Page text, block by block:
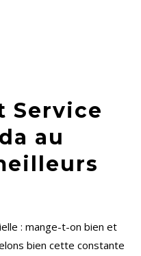
Service
au
: mange-t-on bien et
bien cette constante